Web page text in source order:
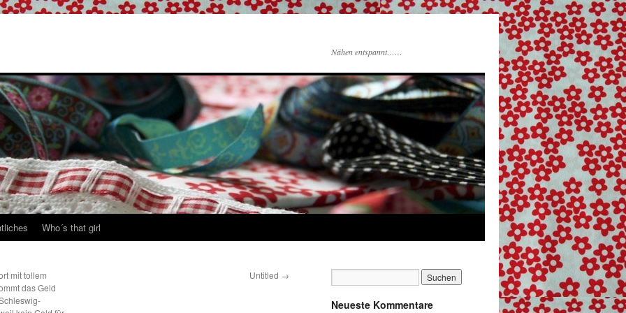
Nähen entspannt……
Who´s that girl
mit tollem
das Geld
Untitled →
Neueste Kommentare